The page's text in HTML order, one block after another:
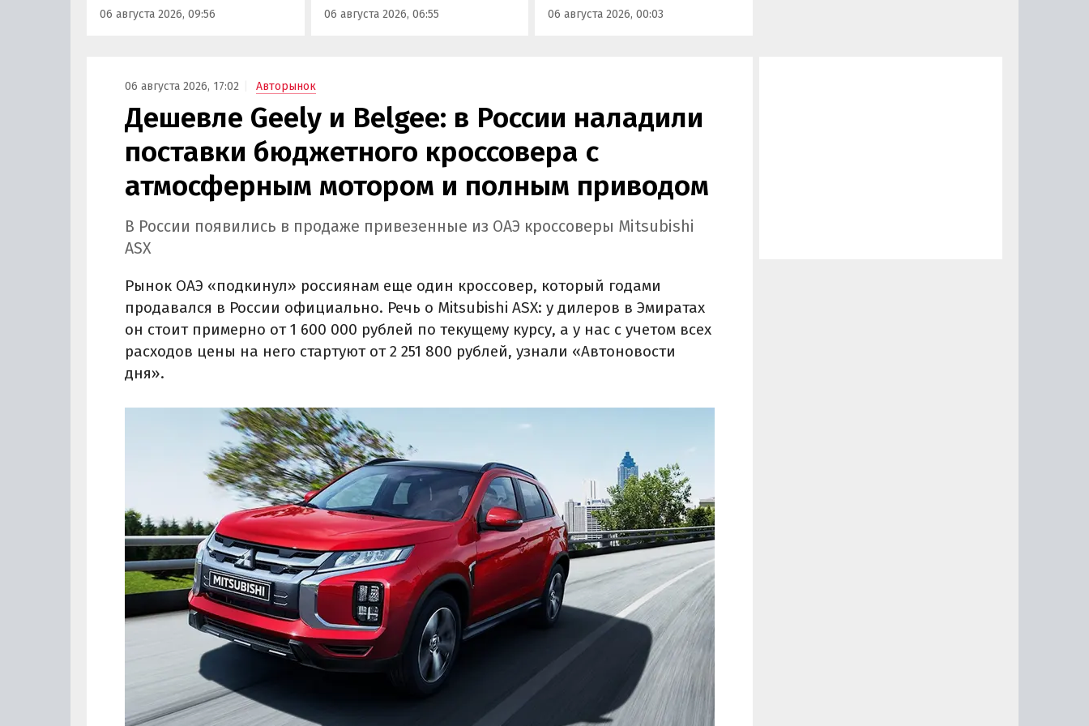
«Автоновости дня».
06 августа 2026, 09:56
выросла на 760 тыс. рублей,
06 августа 2026, 06:55 06 августа 2026, 00:03
06 августа 2026, 17:02 Авторынок
Дешевле Geely и Belgee: в России наладили
поставки бюджетного кроссовера с
атмосферным мотором и полным приводом
В России появились в продаже привезенные из ОАЭ кроссоверы Mitsubishi
ASX
Рынок ОАЭ «подкинул» россиянам еще один кроссовер, который годами
продавался в России официально. Речь о Mitsubishi ASX: у дилеров в Эмиратах
он стоит примерно от 1 600 000 рублей по текущему курсу, а у нас с учетом всех
расходов цены на него стартуют от 2 251 800 рублей, узнали «Автоновости
дня».